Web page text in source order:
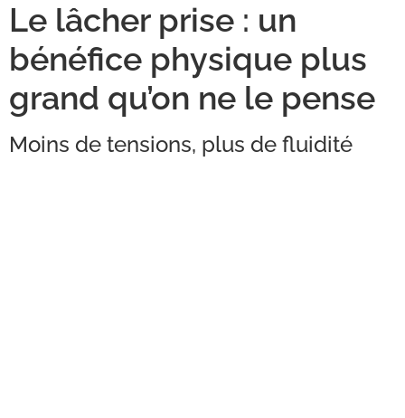
Le lâcher prise : un
bénéfice physique plus
grand qu’on ne le pense
Moins de tensions, plus de fluidité